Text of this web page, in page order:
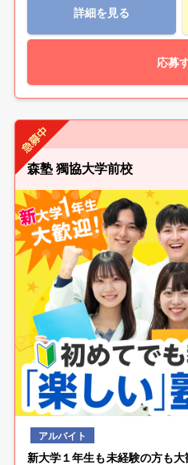
詳細を見る
応募
森塾 獨協大学前校
アルバイト
新大学１年生も未経験の方も